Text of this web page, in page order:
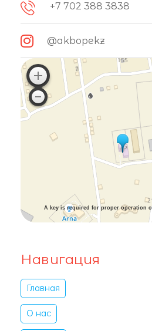
+7 702 388 3838
@akbopekz
A key is required for proper operation
Навигация
Главная
О нас